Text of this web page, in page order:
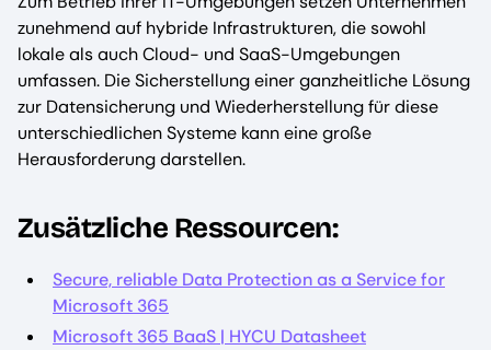
zunehmend auf hybride Infrastrukturen, die sowohl
lokale als auch Cloud- und SaaS-Umgebungen
umfassen. Die Sicherstellung einer ganzheitliche Lösung
zur Datensicherung und Wiederherstellung für diese
unterschiedlichen Systeme kann eine große
Herausforderung darstellen.
Zusätzliche Ressourcen:
Secure, reliable Data Protection as a Service for
Microsoft 365
Microsoft 365 BaaS | HYCU Datasheet